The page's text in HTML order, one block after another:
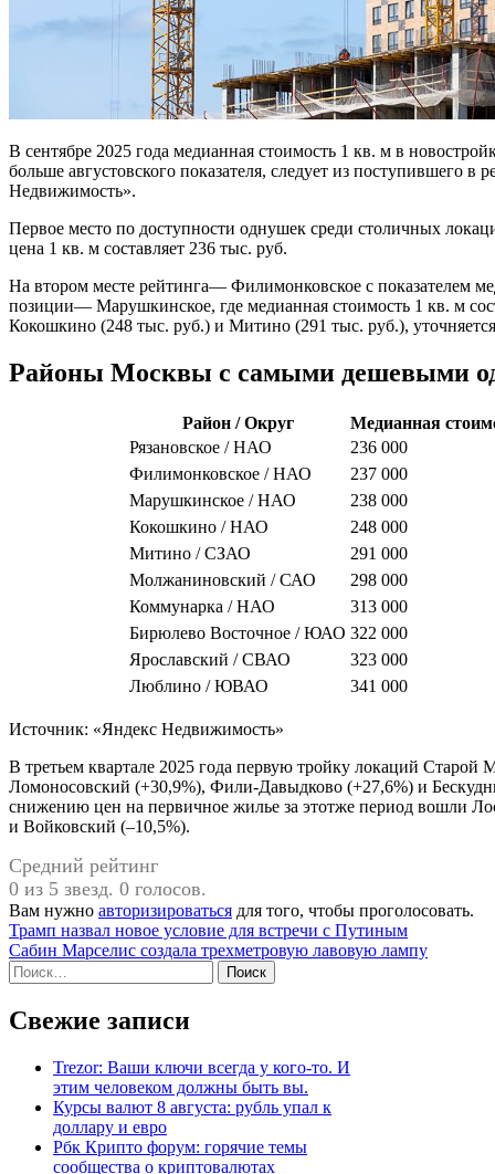
В сентябре 2025 года медианная стоимость 1 кв. м в
больше августовского показателя, следует из поступившего в
Недвижимость».
Первое место по доступности однушек среди столичных
цена 1 кв. м составляет 236 тыс. руб.
На втором месте рейтинга— Филимонковское с показателем
позиции— Марушкинское, где медианная стоимость 1 кв. м
Кокошкино (248 тыс. руб.) и Митино (291 тыс. руб.),
Районы Москвы с самыми дешевыми
Район / Округ
Медианная
Рязановское / НАО
236 000
Филимонковское / НАО
237 000
Марушкинское / НАО
238 000
Кокошкино / НАО
248 000
Митино / СЗАО
291 000
Молжаниновский / САО
298 000
Коммунарка / НАО
313 000
Бирюлево Восточное / ЮАО 322 000
Ярославский / СВАО
323 000
Люблино / ЮВАО
341 000
Источник: «Яндекс Недвижимость»
В третьем квартале 2025 года первую тройку локаций
Ломоносовский (+30,9%), Фили-Давыдково (+27,6%) и
снижению цен на первичное жилье за этотже период вошли
и Войковский (–10,5%).
Средний рейтинг
0 из 5 звезд. 0 голосов.
Вам нужно авторизироваться для того, чтобы проголосовать.
Навигация
по
записям
Трамп назвал новое условие для встречи с Путиным
Сабин Марселис создала трехметровую лавовую лампу
Найти:
Свежие записи
Trezor: Ваши ключи всегда у кого-то. И
этим человеком должны быть вы.
Курсы валют 8 августа: рубль упал к
доллару и евро
Рбк Крипто форум: горячие темы
сообщества о криптовалютах